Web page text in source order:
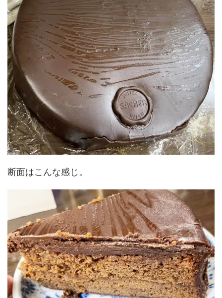
断面はこんな感じ。